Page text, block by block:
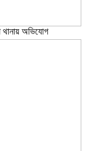
থানায় অভিযোগ